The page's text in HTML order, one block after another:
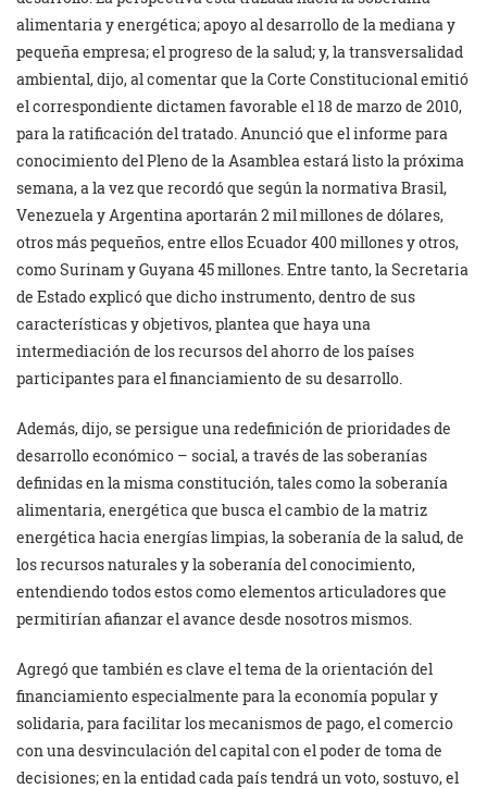
alimentaria y energética; apoyo al desarrollo de la mediana y
pequeña empresa; el progreso de la salud; y, la transversalidad
ambiental, dijo, al comentar que la Corte Constitucional emitió
el correspondiente dictamen favorable el 18 de marzo de 2010,
para la ratificación del tratado. Anunció que el informe para
conocimiento del Pleno de la Asamblea estará listo la próxima
semana, a la vez que recordó que según la normativa Brasil,
Venezuela y Argentina aportarán 2 mil millones de dólares,
otros más pequeños, entre ellos Ecuador 400 millones y otros,
como Surinam y Guyana 45 millones. Entre tanto, la Secretaria
de Estado explicó que dicho instrumento, dentro de sus
características y objetivos, plantea que haya una
intermediación de los recursos del ahorro de los países
participantes para el financiamiento de su desarrollo.
Además, dijo, se persigue una redefinición de prioridades de
desarrollo económico – social, a través de las soberanías
definidas en la misma constitución, tales como la soberanía
alimentaria, energética que busca el cambio de la matriz
energética hacia energías limpias, la soberanía de la salud, de
los recursos naturales y la soberanía del conocimiento,
entendiendo todos estos como elementos articuladores que
permitirían afianzar el avance desde nosotros mismos.
Agregó que también es clave el tema de la orientación del
financiamiento especialmente para la economía popular y
solidaria, para facilitar los mecanismos de pago, el comercio
con una desvinculación del capital con el poder de toma de
decisiones; en la entidad cada país tendrá un voto, sostuvo, el